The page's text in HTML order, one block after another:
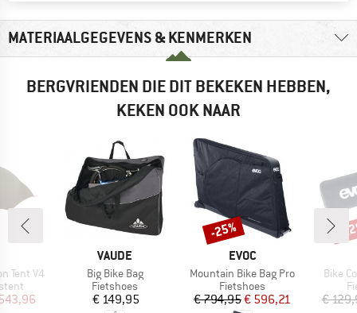
MATERIAALGEGEVENS & KENMERKEN
BERGVRIENDEN DIE DIT BEKEKEN HEBBEN,
KEKEN OOK NAAR
Tent V4
prijs
MERK
VAUDE
Artikel
Big Bike Bag
Productgroep
Fietshoes
Prijs
€ 149,95
MERK
EVOC
Artikel
Mountain Bike Bag Pro
Productgroep
Fietshoes
Prijs
€ 794,95Verlaagde prijs
€ 596,21
Korting
-25%
Artikel
Bike
€
-